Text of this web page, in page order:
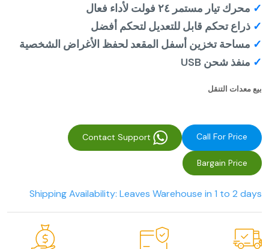
✓ محرك تيار مستمر ٢٤ فولت لأداء فعال
✓ ذراع تحكم قابل للتعديل لتحكم أفضل
✓ مساحة تخزين أسفل المقعد لحفظ الأغراض الشخصية
✓ منفذ شحن USB
بيع معدات التنقل
Call For Price
Bargain Price
Shipping Availability: Leaves Warehouse in 1 to 2 days